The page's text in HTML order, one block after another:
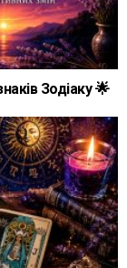
Зодіаку 🌟